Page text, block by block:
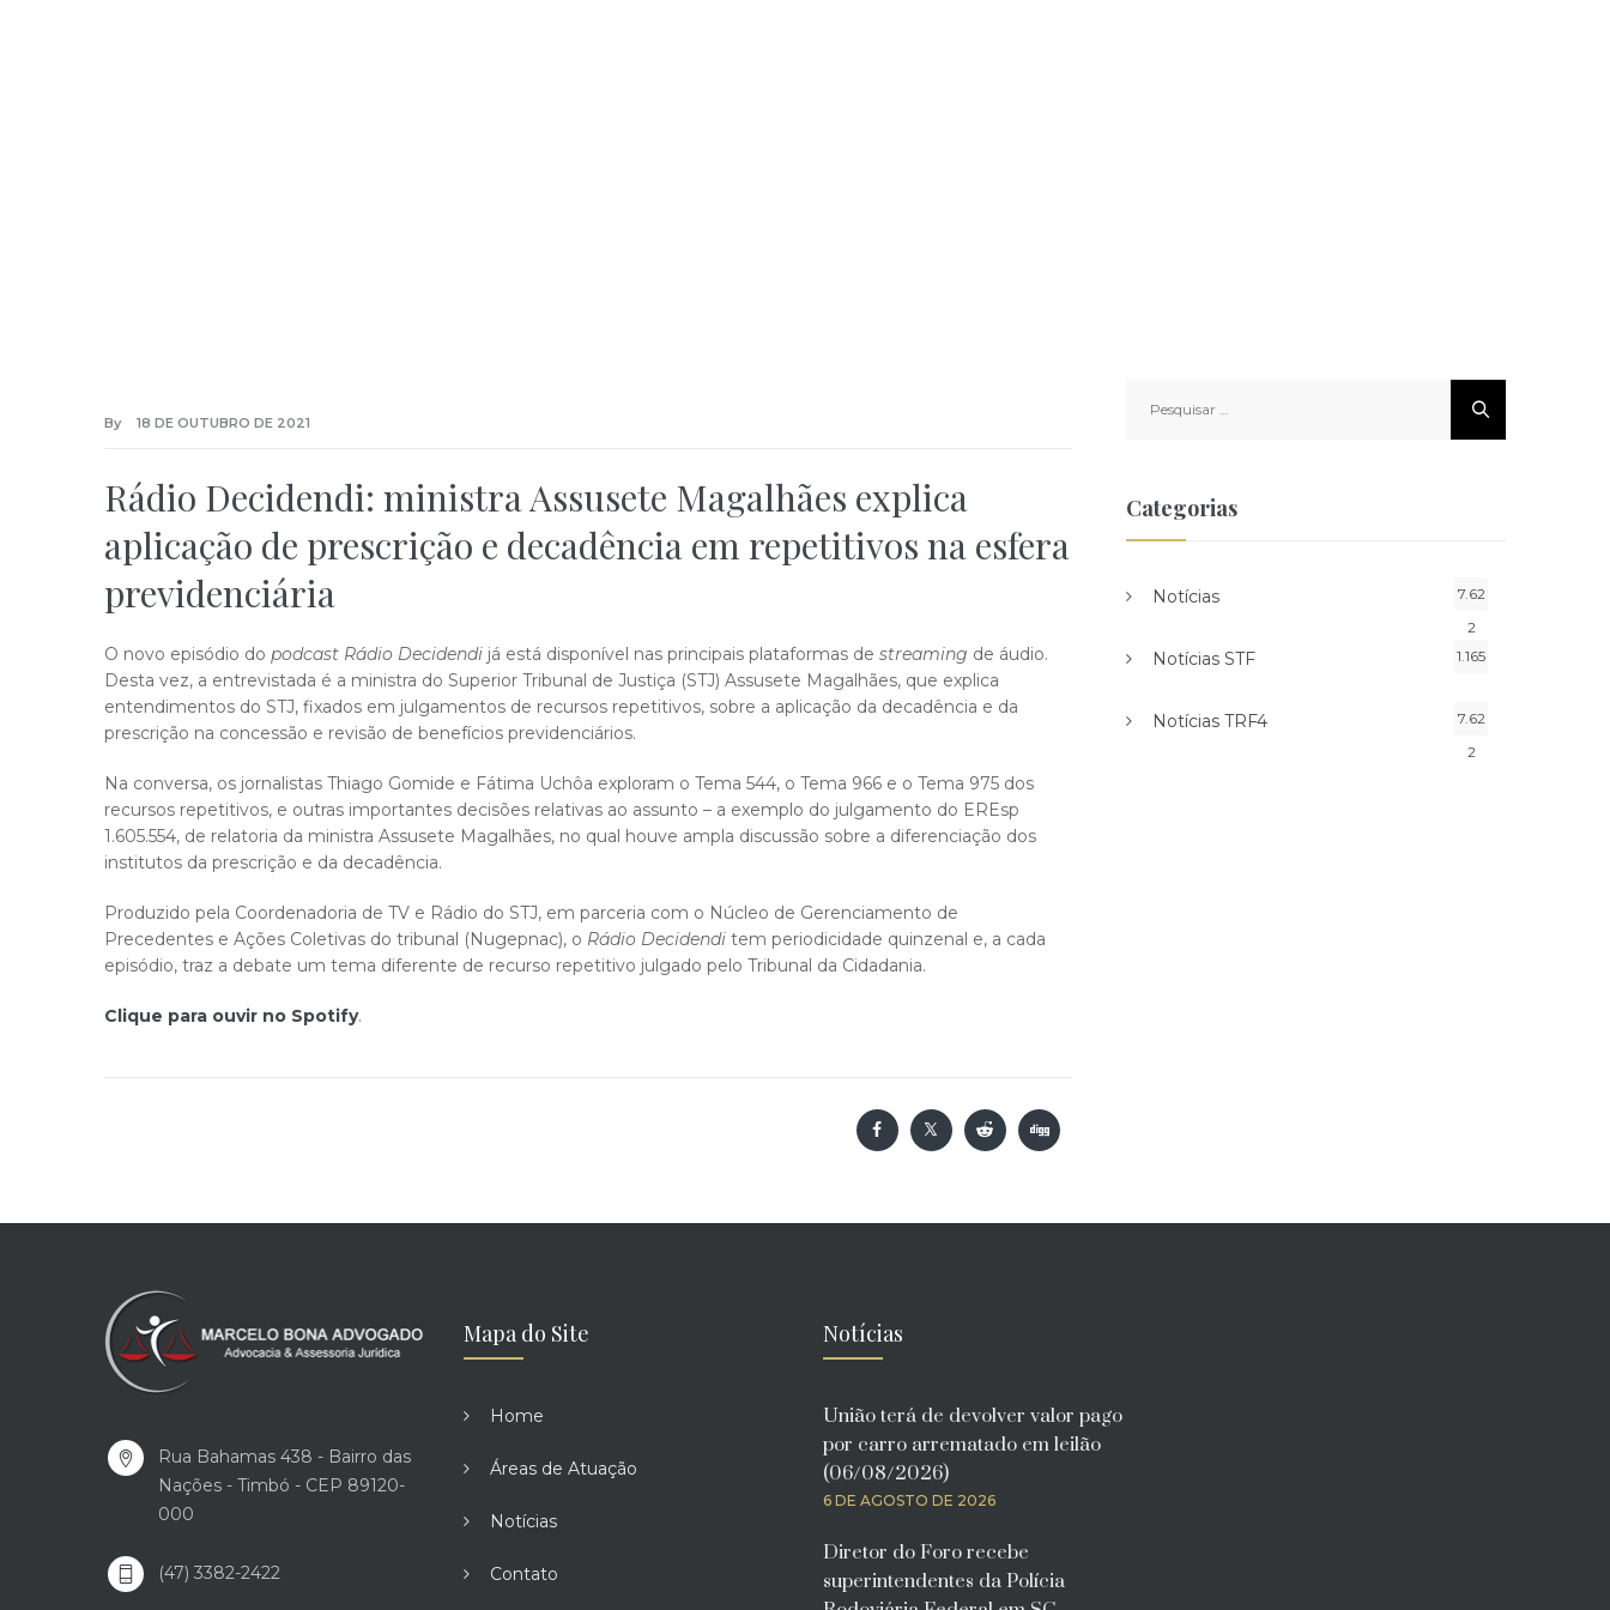
By 18 DE OUTUBRO DE 2021
Rádio Decidendi: ministra Assusete Magalhães explica
aplicação de prescrição e decadência em repetitivos na esfera
previdenciária
O novo episódio do podcast Rádio Decidendi já está disponível nas principais plataformas de streaming de áudio.
Desta vez, a entrevistada é a ministra do Superior Tribunal de Justiça (STJ) Assusete Magalhães, que explica
entendimentos do STJ, fixados em julgamentos de recursos repetitivos, sobre a aplicação da decadência e da
prescrição na concessão e revisão de benefícios previdenciários.
Na conversa, os jornalistas Thiago Gomide e Fátima Uchôa exploram o Tema 544, o Tema 966 e o Tema 975 dos
recursos repetitivos, e outras importantes decisões relativas ao assunto – a exemplo do julgamento do EREsp
1.605.554, de relatoria da ministra Assusete Magalhães, no qual houve ampla discussão sobre a diferenciação dos
institutos da prescrição e da decadência.
Produzido pela Coordenadoria de TV e Rádio do STJ, em parceria com o Núcleo de Gerenciamento de
Precedentes e Ações Coletivas do tribunal (Nugepnac), o Rádio Decidendi tem periodicidade quinzenal e, a cada
episódio, traz a debate um tema diferente de recurso repetitivo julgado pelo Tribunal da Cidadania.
Clique para ouvir no Spotify.
por:
Categorias
Notícias
7.62
2
Notícias STF 1.165
Notícias TRF4
7.62
2
Rua Bahamas 438 - Bairro das
Nações - Timbó - CEP 89120-
000
(47) 3382-2422
Mapa do Site
Home
Áreas de Atuação
Notícias
Contato
Notícias
União terá de devolver valor pago
por carro arrematado em leilão
(06/08/2026)
6 DE AGOSTO DE 2026
Diretor do Foro recebe
superintendentes da Polícia